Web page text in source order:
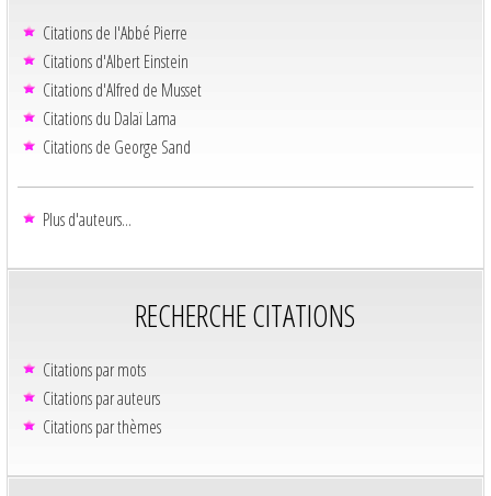
Citations de l'Abbé Pierre
Citations d'Albert Einstein
Citations d'Alfred de Musset
Citations du Dalaï Lama
Citations de George Sand
Plus d'auteurs...
RECHERCHE CITATIONS
Citations par mots
Citations par auteurs
Citations par thèmes